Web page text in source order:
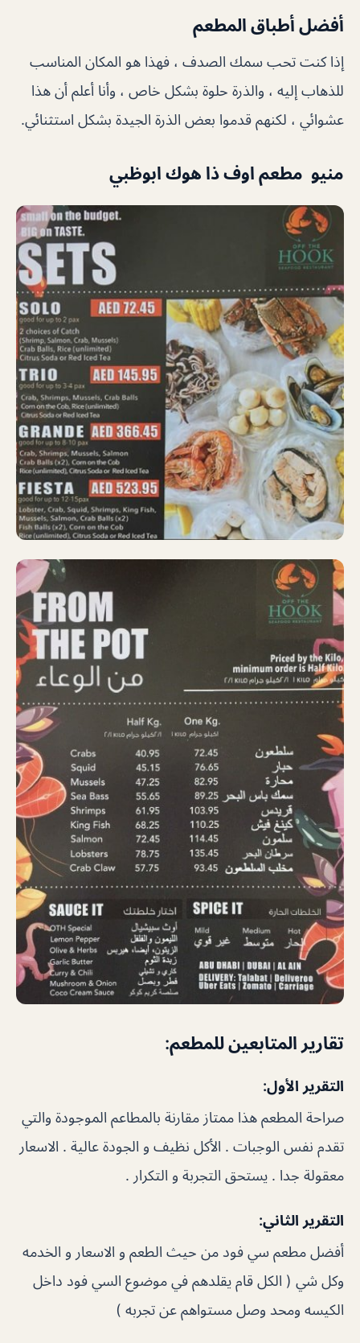
أفضل أطباق المطعم
إذا كنت تحب سمك الصدف ، فهذا هو المكان المناسب
للذهاب إليه ، والذرة حلوة بشكل خاص ، وأنا أعلم أن هذا
عشوائي ، لكنهم قدموا بعض الذرة الجيدة بشكل استثنائي.
منيو مطعم اوف ذا هوك ابوظبي
تقارير المتابعين للمطعم:
التقرير الأول:
صراحة المطعم هذا ممتاز مقارنة بالمطاعم الموجودة والتي
تقدم نفس الوجبات . الأكل نظيف و الجودة عالية . الاسعار
معقولة جدا . يستحق التجربة و التكرار .
التقرير الثاني:
أفضل مطعم سي فود من حيث الطعم و الاسعار و الخدمه
وكل شي ( الكل قام يقلدهم في موضوع السي فود داخل
الكيسه ومحد وصل مستواهم عن تجربه )